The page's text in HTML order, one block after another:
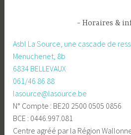
Horaires &
Asbl La Source, une cascade de
Menuchenet, 8b
6834 BELLEVAUX
061/46 86 88
lasource@lasource.be
N° Compte : BE20 2500 0505 0856
BCE : 0446.997.081
Centre agréé par la Région